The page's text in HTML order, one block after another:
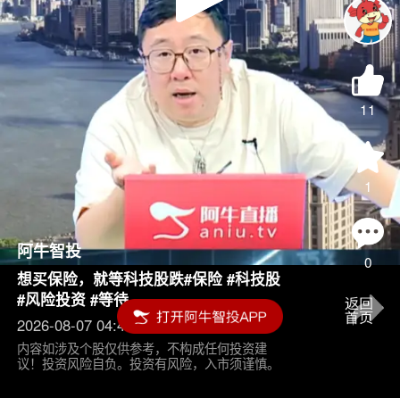
Play
Video
11
1
0
阿牛智投
想买保险，就等科技股跌#保险 #科技股
#风险投资 #等待
2026-08-07 04:45
内容如涉及个股仅供参考，不构成任何投资建
议！投资风险自负。投资有风险，入市须谨慎。